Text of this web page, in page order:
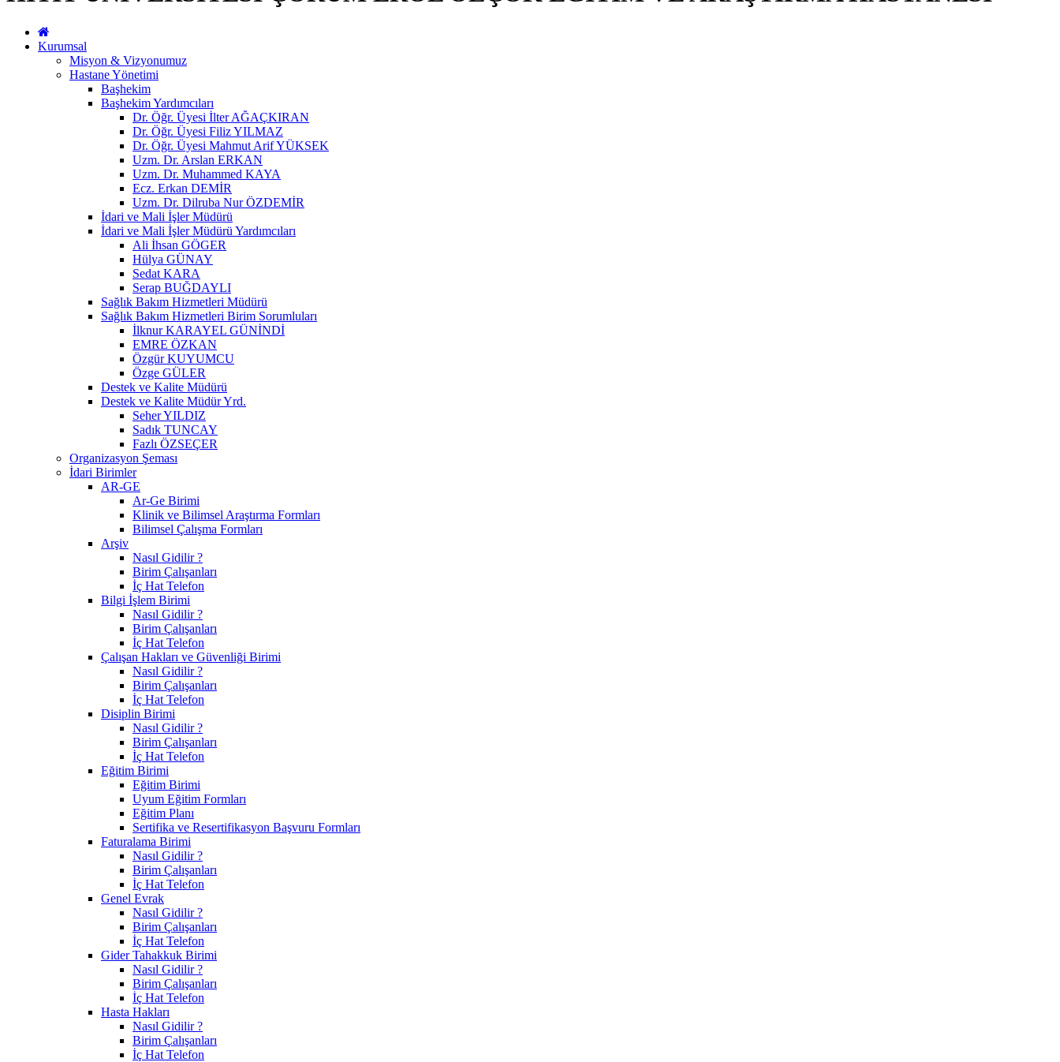
Kurumsal
Misyon & Vizyonumuz
Hastane Yönetimi
Başhekim
Başhekim Yardımcıları
Dr. Öğr. Üyesi İlter AĞAÇKIRAN
Dr. Öğr. Üyesi Filiz YILMAZ
Dr. Öğr. Üyesi Mahmut Arif YÜKSEK
Uzm. Dr. Arslan ERKAN
Uzm. Dr. Muhammed KAYA
Ecz. Erkan DEMİR
Uzm. Dr. Dilruba Nur ÖZDEMİR
İdari ve Mali İşler Müdürü
İdari ve Mali İşler Müdürü Yardımcıları
Ali İhsan GÖGER
Hülya GÜNAY
Sedat KARA
Serap BUĞDAYLI
Sağlık Bakım Hizmetleri Müdürü
Sağlık Bakım Hizmetleri Birim Sorumluları
İlknur KARAYEL GÜNİNDİ
EMRE ÖZKAN
Özgür KUYUMCU
Özge GÜLER
Destek ve Kalite Müdürü
Destek ve Kalite Müdür Yrd.
Seher YILDIZ
Sadık TUNCAY
Fazlı ÖZSEÇER
Organizasyon Şeması
İdari Birimler
AR-GE
Ar-Ge Birimi
Klinik ve Bilimsel Araştırma Formları
Bilimsel Çalışma Formları
Arşiv
Nasıl Gidilir ?
Birim Çalışanları
İç Hat Telefon
Bilgi İşlem Birimi
Nasıl Gidilir ?
Birim Çalışanları
İç Hat Telefon
Çalışan Hakları ve Güvenliği Birimi
Nasıl Gidilir ?
Birim Çalışanları
İç Hat Telefon
Disiplin Birimi
Nasıl Gidilir ?
Birim Çalışanları
İç Hat Telefon
Eğitim Birimi
Eğitim Birimi
Uyum Eğitim Formları
Eğitim Planı
Sertifika ve Resertifikasyon Başvuru Formları
Faturalama Birimi
Nasıl Gidilir ?
Birim Çalışanları
İç Hat Telefon
Genel Evrak
Nasıl Gidilir ?
Birim Çalışanları
İç Hat Telefon
Gider Tahakkuk Birimi
Nasıl Gidilir ?
Birim Çalışanları
İç Hat Telefon
Hasta Hakları
Nasıl Gidilir ?
Birim Çalışanları
İç Hat Telefon